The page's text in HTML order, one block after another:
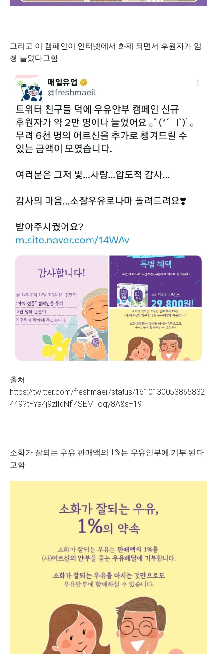
그리고 이 캠페인이 인터넷에서 화제 되면서 후원자가 엄
청 늘었다고함
출처
https://twitter.com/freshmaeil/status/1610130053865832
449?t=Ya4j9zlIqNfi4SEMFoqy8A&s=19
소화가 잘되는 우유 판매액의 1%는 우유안부에 기부 된다
고함!